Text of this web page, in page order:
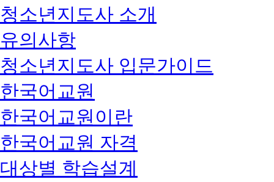
청소년지도사 소개
유의사항
청소년지도사 입문가이드
한국어교원
한국어교원이란
한국어교원 자격
대상별 학습설계